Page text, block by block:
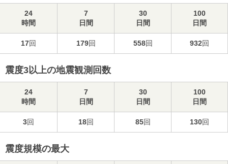
24
時間
7
日間
30
日間
100
日間
17回 179回 558回 932回
震度3以上の地震観測回数
24
時間
7
日間
30
日間
100
日間
3回 18回 85回 130回
震度規模の最大